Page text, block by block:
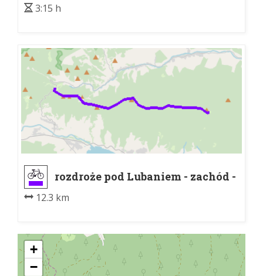
3:15 h
rozdroże pod Lubaniem - zachód -
Przełęcz Knurowska
12.3 km
+
−